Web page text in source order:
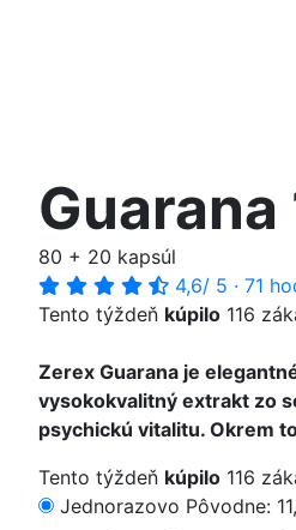
80 + 20 kapsúl
4,6/ 5 · 71
Tento týždeň kúpilo 116
Zerex Guarana je
vysokokvalitný extrakt zo
psychickú vitalitu. Okrem
Tento týždeň kúpilo 116
Jednorazovo Pôvodne: